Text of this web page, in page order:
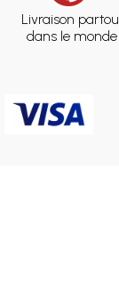
Livraison
dans le monde